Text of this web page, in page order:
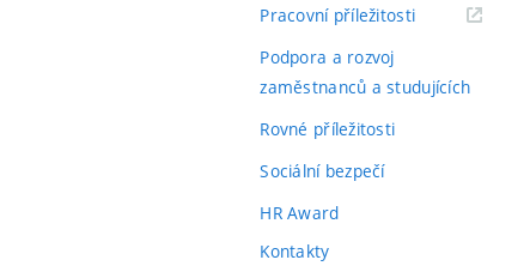
Pracovní příležitosti(externí
Podpora a rozvoj
zaměstnanců a studujících
Rovné příležitosti
Sociální bezpečí
HR Award
Kontakty